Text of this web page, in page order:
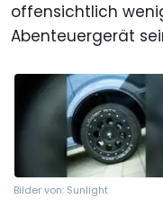
offensichtlich
Abenteuergerät
Bilder von: Sunlight